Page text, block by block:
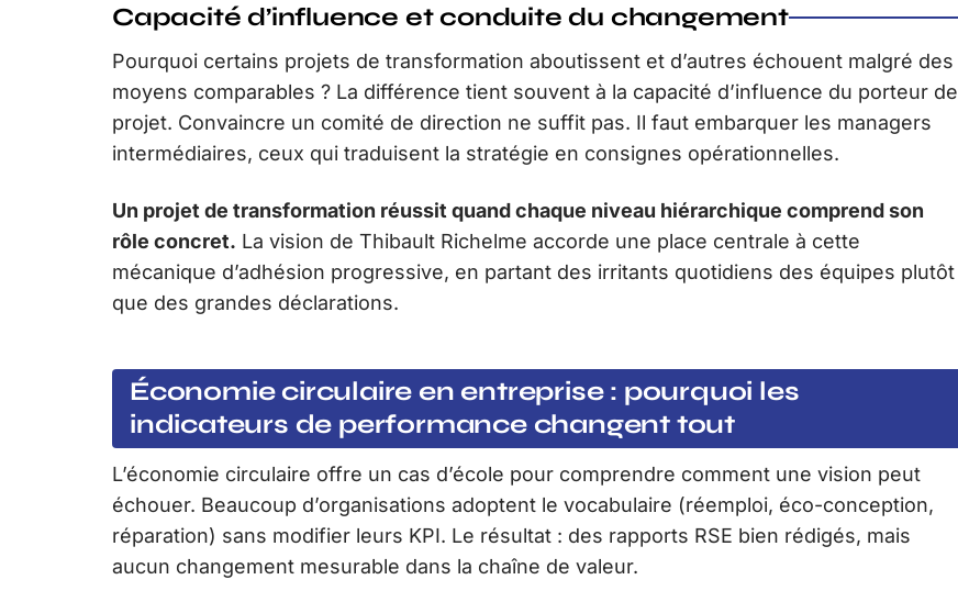
Capacité d’influence et conduite du changement
Pourquoi certains projets de transformation aboutissent et d’autres échouent malgré des
moyens comparables ? La différence tient souvent à la capacité d’influence du porteur de
projet. Convaincre un comité de direction ne suffit pas. Il faut embarquer les managers
intermédiaires, ceux qui traduisent la stratégie en consignes opérationnelles.
Un projet de transformation réussit quand chaque niveau hiérarchique comprend son
rôle concret. La vision de Thibault Richelme accorde une place centrale à cette
mécanique d’adhésion progressive, en partant des irritants quotidiens des équipes plutôt
que des grandes déclarations.
Économie circulaire en entreprise : pourquoi les
indicateurs de performance changent tout
L’économie circulaire offre un cas d’école pour comprendre comment une vision peut
échouer. Beaucoup d’organisations adoptent le vocabulaire (réemploi, éco-conception,
réparation) sans modifier leurs KPI. Le résultat : des rapports RSE bien rédigés, mais
aucun changement mesurable dans la chaîne de valeur.